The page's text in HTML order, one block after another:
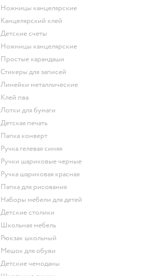
Ножницы канцелярские
Канцелярский клей
Детские счеты
Ножницы канцелярские
Простые карандаши
Стикеры для записей
Линейки металлические
Клей пва
Лотки для бумаги
Детская печать
Папка конверт
Ручка гелевая синяя
Ручки шариковые черные
Ручка шариковая красная
Папка для рисования
Наборы мебели для детей
Детские столики
Школьная мебель
Рюкзак школьный
Мешок для обуви
Детские чемоданы